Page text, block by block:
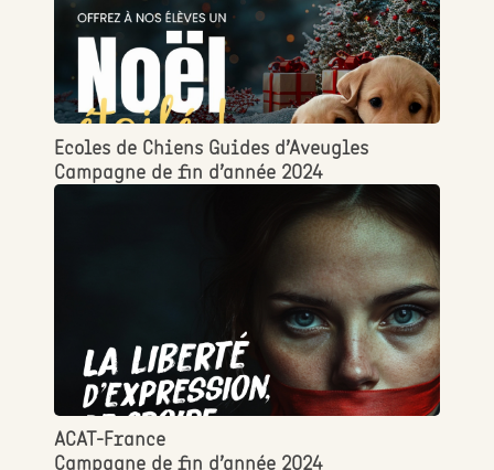
Ecoles de Chiens Guides d’Aveugles
Campagne de fin d’année 2024
ACAT-France
Campagne de fin d’année 2024